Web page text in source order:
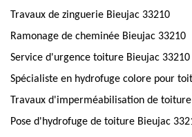
Travaux de zinguerie Bieujac 33210
Ramonage de cheminée Bieujac 33210
Service d'urgence toiture Bieujac 33210
Spécialiste en hydrofuge colore pour
Travaux d'imperméabilisation de
Pose d'hydrofuge de toiture Bieujac